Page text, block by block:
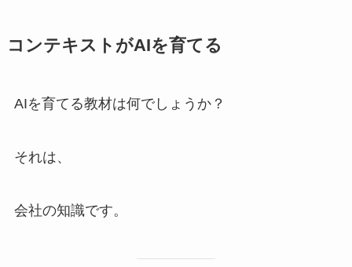
コンテキストがAIを育てる
AIを育てる教材は何でしょうか？
それは、
会社の知識です。